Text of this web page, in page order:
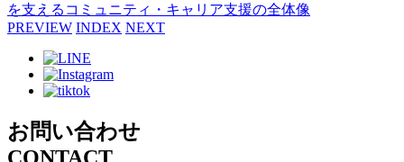
を支えるコミュニティ・キャリア支援の全体像
PREVIEW INDEX NEXT
お問い合わせ